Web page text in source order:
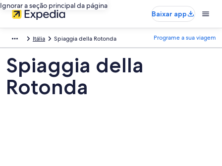
Ignorar a seção principal da página
Baixar app
Itália Spiaggia della Rotonda Programe a sua viagem
Spiaggia della
Rotonda